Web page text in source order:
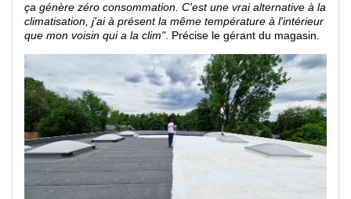
ça génère zéro consommation. C'est une vrai alternative à la
climatisation, j'ai à présent la même température à l'intérieur
que mon voisin qui a la clim". Précise le gérant du magasin.